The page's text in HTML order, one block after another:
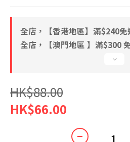
全店，【香港地區】滿$240免
全店，【澳門地區 】滿$300
HK$88.00
HK$66.00